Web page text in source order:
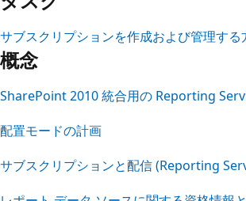
サブスクリプションを作成および管理す
概念
SharePoint 2010 統合用の Reporting
配置モードの計画
サブスクリプションと配信 (Reporting